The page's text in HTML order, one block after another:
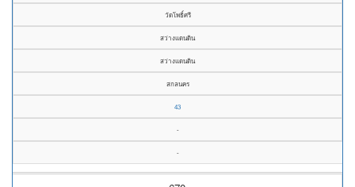
วัดโพธิ์ศรี
สว่างแดนดิน
สว่างแดนดิน
สกลนคร
43
-
-